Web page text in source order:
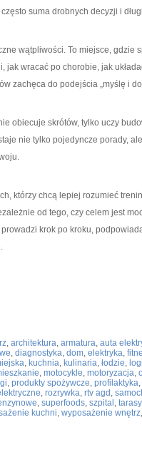
suma drobnych decyzji i
wątpliwości. To miejsce, gdzie
jak wracać po chorobie, jak
zachęca do podejścia „myślę i
obiecuje skrótów, tylko uczy
nie tylko pojedyncze porady,
którzy chcą lepiej rozumieć
od tego, czy celem jest
krok po kroku,
, architektura, armatura, auta
, diagnostyka, dom, elektryka,
, kuchnia, kulinaria, łodzie,
, motocykle, motoryzacja,
, produkty spożywcze, profilaktyka,
, rozrywka, rtv agd ,
, superfoods, szpital , tarasy
kuchni, wyposażenie wnętrz